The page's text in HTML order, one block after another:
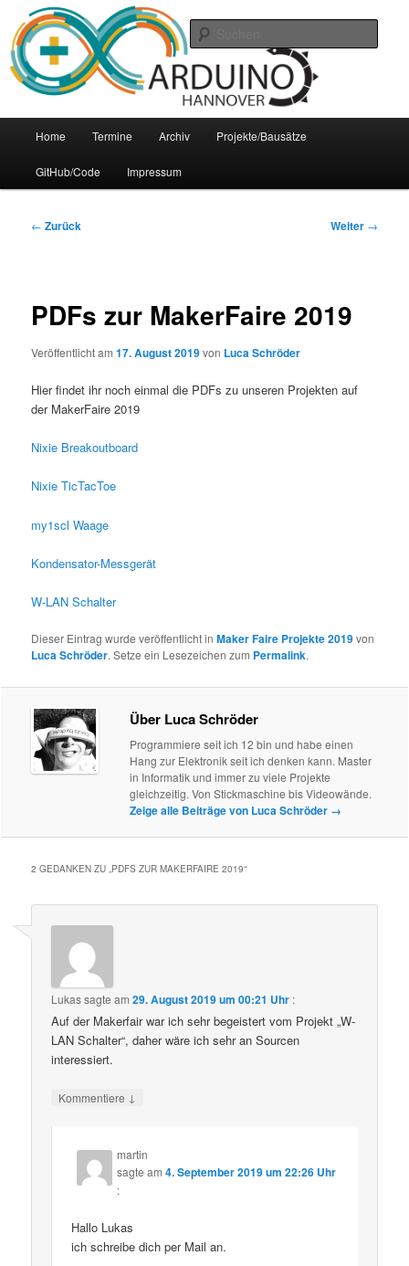
Inhalt
wechseln
Arduino-Hannover
Arduino Treffpunkt der Region Hannover
Home Termine Archiv Projekte/Bausätze
GitHub/Code Impressum
Beitrags-
← Zurück Weiter →
PDFs zur MakerFaire 2019
Veröffentlicht am17. August 2019von Luca Schröder
Hier findet ihr noch einmal die PDFs zu unseren Projekten auf
der MakerFaire 2019
Nixie Breakoutboard
Nixie TicTacToe
my1scl Waage
Kondensator-Messgerät
W-LAN Schalter
Dieser Eintrag wurde veröffentlicht inMaker Faire Projekte 2019von
Luca Schröder. Setze ein Lesezeichen zum Permalink.
Über Luca Schröder
Programmiere seit ich 12 bin und habe einen
Hang zur Elektronik seit ich denken kann. Master
in Informatik und immer zu viele Projekte
gleichzeitig. Von Stickmaschine bis Videowände.
Zeige alle Beiträge von Luca Schröder →
2 GEDANKEN ZU „PDFS ZUR MAKERFAIRE 2019“
Lukassagte am29. August 2019 um 00:21 Uhr :
Auf der Makerfair war ich sehr begeistert vom Projekt „W-
LAN Schalter“, daher wäre ich sehr an Sourcen
interessiert.
Kommentiere ↓
martin
sagte am4. September 2019 um 22:26 Uhr
:
Hallo Lukas
ich schreibe dich per Mail an.